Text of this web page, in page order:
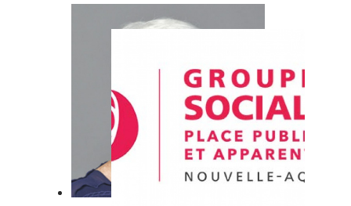
COMMISSIONS
Finances, administration générale et
communication, ressources
humaines, modernisation, fonds
europeens, coopération européenne et